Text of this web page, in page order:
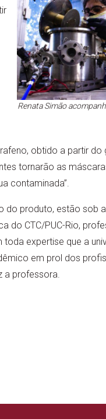
Renata Simão
obtido a partir do
tornarão as
contaminada”.
produto, estão sob
do CTC/PUC-Rio,
expertise que a
em prol dos
a professora.